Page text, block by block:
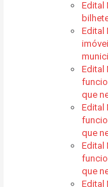
Edital
Edital
Edital
que
Edital
que
Edital
que
Edital